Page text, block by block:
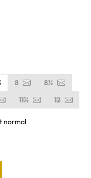
8
8½
11½ 12
normal